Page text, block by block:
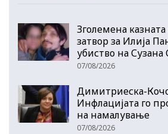
Зголемена
затвор за Илија
убиство на Сузана
07/08/2026
Димитриеска-
Инфлацијата го
на намалување
07/08/2026